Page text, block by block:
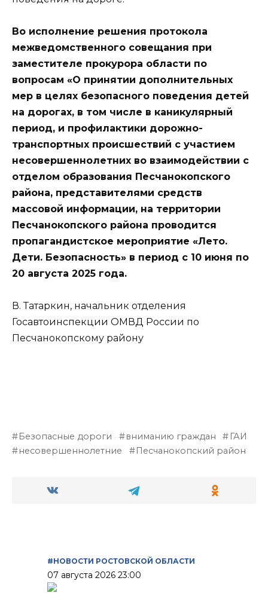
Во исполнение решения протокола
межведомственного совещания при
заместителе прокурора области по
вопросам «О принятии дополнительных
мер в целях безопасного поведения детей
на дорогах, в том числе в каникулярный
период, и профилактики дорожно-
транспортных происшествий с участием
несовершеннолетних во взаимодействии с
отделом образования Песчанокопского
района, представителями средств
массовой информации, на территории
Песчанокопского района проводится
пропагандистское мероприятие «Лето.
Дети. Безопасность» в период с 10 июня по
20 августа 2025 года.
В. Татаркин, начальник отделения
Госавтоинспекции ОМВД России по
Песчанокопскому району
Безопасные дороги вниманию граждан
ГАИ
несовершеннолетние
Песчанокопский район
#НОВОСТИ РОСТОВСКОЙ ОБЛАСТИ
07 августа 2026 23:00